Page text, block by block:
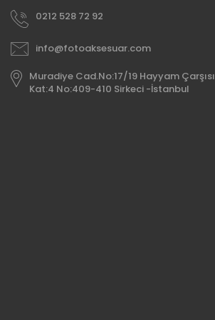
0212 528 72 92
info@fotoaksesuar.com
Muradiye Cad.No:17/19 Hayyam Çarşısı
Kat:4 No:409-410 Sirkeci -İstanbul